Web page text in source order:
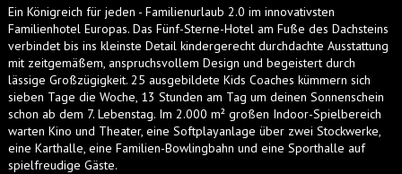
Ein Königreich für jeden - Familienurlaub 2.0 im innovativsten
Familienhotel Europas. Das Fünf-Sterne-Hotel am Fuße des Dachsteins
verbindet bis ins kleinste Detail kindergerecht durchdachte Ausstattung
mit zeitgemäßem, anspruchsvollem Design und begeistert durch
lässige Großzügigkeit. 25 ausgebildete Kids Coaches kümmern sich
sieben Tage die Woche, 13 Stunden am Tag um deinen Sonnenschein
schon ab dem 7. Lebenstag. Im 2.000 m² großen Indoor-Spielbereich
warten Kino und Theater, eine Softplayanlage über zwei Stockwerke,
eine Karthalle, eine Familien-Bowlingbahn und eine Sporthalle auf
spielfreudige Gäste.